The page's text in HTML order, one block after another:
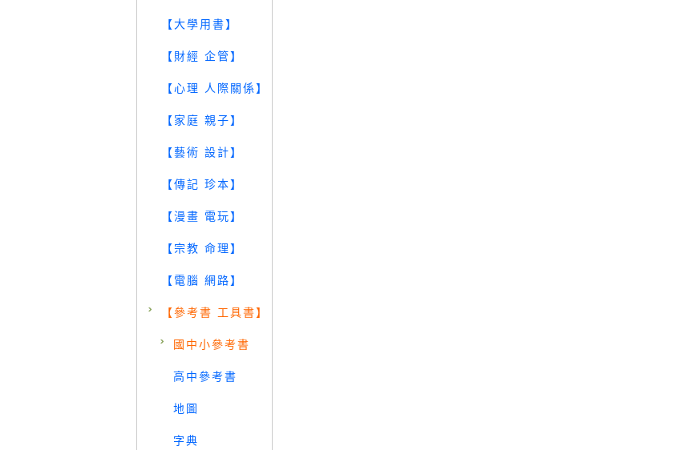
【大學用書】
【財經 企管】
【心理 人際關係】
【家庭 親子】
【藝術 設計】
【傳記 珍本】
【漫畫 電玩】
【宗教 命理】
【電腦 網路】
【參考書 工具書】
國中小參考書
高中參考書
地圖
字典